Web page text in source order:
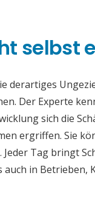
selbst
derartiges
Der Experte
sich die
ergriffen. Sie
Tag bringt
in Betrieben,